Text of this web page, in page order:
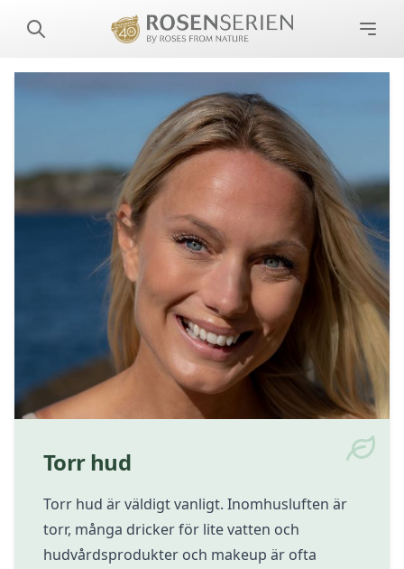
Torr hud
Torr hud är väldigt vanligt. Inomhusluften är
torr, många dricker för lite vatten och
hudvårdsprodukter och makeup är ofta